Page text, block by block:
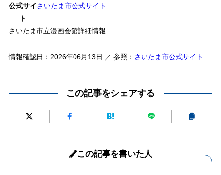
公式サイ
ト
さいたま市公式サイト
さいたま市立漫画会館詳細情報
情報確認日：2026年06月13日 ／ 参照： さいたま市公式サイト
この記事をシェアする
この記事を書いた人